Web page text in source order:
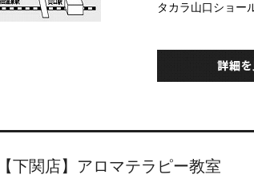
タカラ山口ショ
【下関店】アロマテラピー教室